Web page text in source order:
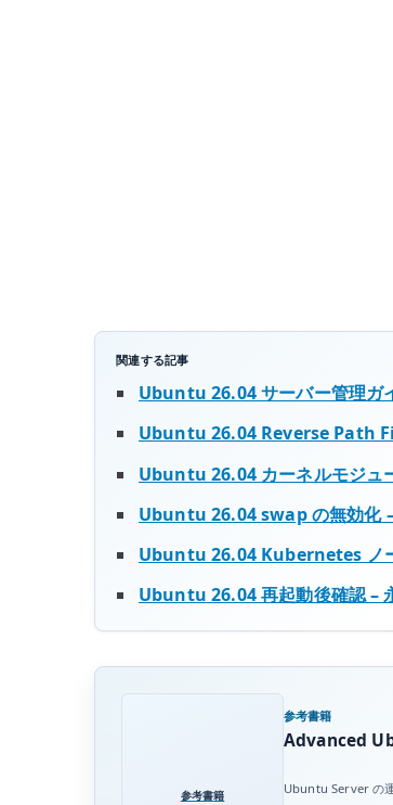
関連する記事
Ubuntu 26.04 サーバー管理ガ
Ubuntu 26.04 Reverse Path
Ubuntu 26.04 カーネルモジ
Ubuntu 26.04 swap の無効化
Ubuntu 26.04 Kubernetes ノ
Ubuntu 26.04 再起動後確認 –
参考書籍
参考書籍
Advanced
Ubuntu Server の